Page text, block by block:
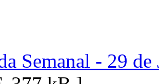
Semanal - 29